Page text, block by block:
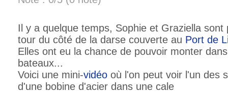
Il y a quelque temps, Sophie et Graziella
tour du côté de la darse couverte au Port de
Elles ont eu la chance de pouvoir monter
bateaux...
Voici une mini-vidéo où l'on peut voir l'un des
d'une bobine d'acier dans une cale